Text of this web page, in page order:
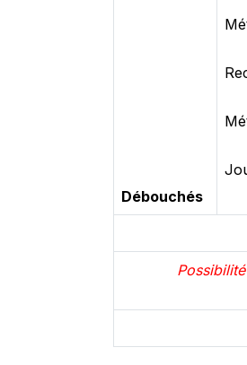
Débouchés